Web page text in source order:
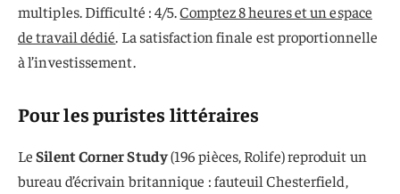
multiples. Difficulté : 4/5.Comptez 8 heures et un espace
de travail dédié. La satisfaction finale est proportionnelle
à l’investissement.
Pour les puristes littéraires
LeSilent Corner Study(196 pièces, Rolife) reproduit un
bureau d’écrivain britannique : fauteuil Chesterfield,